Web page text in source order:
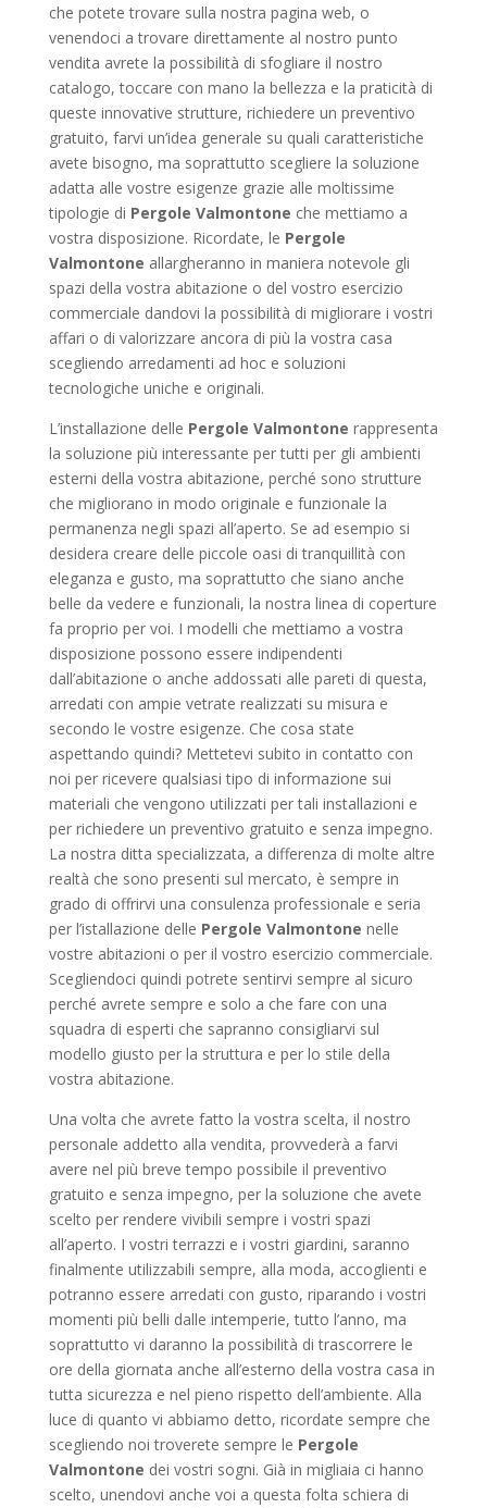
che potete trovare sulla nostra pagina web, o
venendoci a trovare direttamente al nostro punto
vendita avrete la possibilità di sfogliare il nostro
catalogo, toccare con mano la bellezza e la praticità di
queste innovative strutture, richiedere un preventivo
gratuito, farvi un’idea generale su quali caratteristiche
avete bisogno, ma soprattutto scegliere la soluzione
adatta alle vostre esigenze grazie alle moltissime
tipologie di Pergole Valmontone che mettiamo a
vostra disposizione. Ricordate, le Pergole
Valmontone allargheranno in maniera notevole gli
spazi della vostra abitazione o del vostro esercizio
commerciale dandovi la possibilità di migliorare i vostri
affari o di valorizzare ancora di più la vostra casa
scegliendo arredamenti ad hoc e soluzioni
tecnologiche uniche e originali.
L’installazione delle Pergole Valmontone rappresenta
la soluzione più interessante per tutti per gli ambienti
esterni della vostra abitazione, perché sono strutture
che migliorano in modo originale e funzionale la
permanenza negli spazi all’aperto. Se ad esempio si
desidera creare delle piccole oasi di tranquillità con
eleganza e gusto, ma soprattutto che siano anche
belle da vedere e funzionali, la nostra linea di coperture
fa proprio per voi. I modelli che mettiamo a vostra
disposizione possono essere indipendenti
dall’abitazione o anche addossati alle pareti di questa,
arredati con ampie vetrate realizzati su misura e
secondo le vostre esigenze. Che cosa state
aspettando quindi? Mettetevi subito in contatto con
noi per ricevere qualsiasi tipo di informazione sui
materiali che vengono utilizzati per tali installazioni e
per richiedere un preventivo gratuito e senza impegno.
La nostra ditta specializzata, a differenza di molte altre
realtà che sono presenti sul mercato, è sempre in
grado di offrirvi una consulenza professionale e seria
per l’istallazione delle Pergole Valmontone nelle
vostre abitazioni o per il vostro esercizio commerciale.
Scegliendoci quindi potrete sentirvi sempre al sicuro
perché avrete sempre e solo a che fare con una
squadra di esperti che sapranno consigliarvi sul
modello giusto per la struttura e per lo stile della
vostra abitazione.
Una volta che avrete fatto la vostra scelta, il nostro
personale addetto alla vendita, provvederà a farvi
avere nel più breve tempo possibile il preventivo
gratuito e senza impegno, per la soluzione che avete
scelto per rendere vivibili sempre i vostri spazi
all’aperto. I vostri terrazzi e i vostri giardini, saranno
finalmente utilizzabili sempre, alla moda, accoglienti e
potranno essere arredati con gusto, riparando i vostri
momenti più belli dalle intemperie, tutto l’anno, ma
soprattutto vi daranno la possibilità di trascorrere le
ore della giornata anche all’esterno della vostra casa in
tutta sicurezza e nel pieno rispetto dell’ambiente. Alla
luce di quanto vi abbiamo detto, ricordate sempre che
scegliendo noi troverete sempre le Pergole
Valmontone dei vostri sogni. Già in migliaia ci hanno
scelto, unendovi anche voi a questa folta schiera di